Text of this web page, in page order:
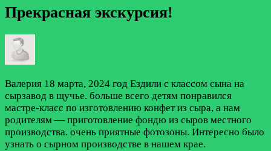
Прекрасная экскурсия!
Валерия 18 марта, 2024 год Ездили с классом сына на
сырзавод в щучье. больше всего детям понравился
мастре-класс по изготовлению конфет из сыра, а нам
родителям — приготовление фондю из сыров местного
производства. очень приятные фотозоны. Интересно было
узнать о сырном производстве в нашем крае.